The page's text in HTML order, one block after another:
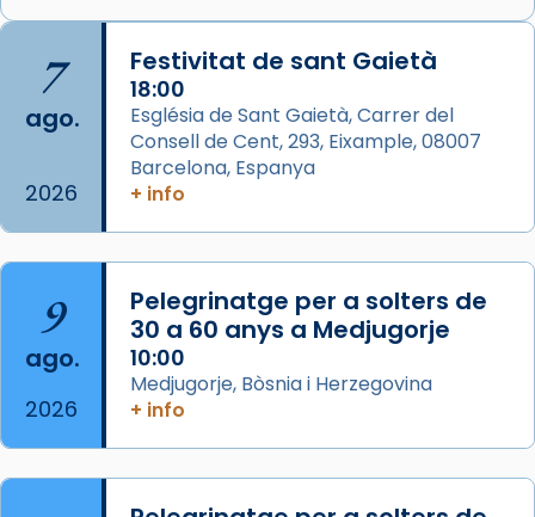
Memòria de les santes Juliana i
Semproniana, verges i màrtirs.
Acompanyant la història de sant Cugat, a
partir de l’Edat Mitjana sorgeix la tradició
que les santes Juliana (“relatiu a Júlia”) i
Semproniana (“relatiu a Semprònia =
eterna”) són deixebles seves. I l’any 1667, el
frare Joan Gaspar Roig, afirma en una obra
que les santes són filles de l’antiga Iluro.
Mataró en reivindicarà les relíq
...Ver más
Foto
View on Facebook · Share
7
ago.
2026
Festivitat de sant Gaietà
18:00
Església de Sant Gaietà, Carrer del
Consell de Cent, 293, Eixample, 08007
Barcelona, Espanya
+ info
9
ago.
2026
Pelegrinatge per a solters de
30 a 60 anys a Medjugorje
10:00
Medjugorje, Bòsnia i Herzegovina
+ info